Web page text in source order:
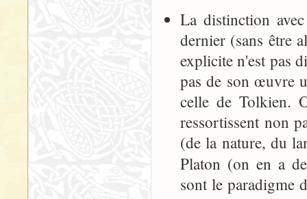
La distinction
dernier (sans être
explicite n'est pas
pas de son œuvre
celle de Tolkien.
ressortissent non
(de la nature, du
Platon (on en a
sont le paradigme